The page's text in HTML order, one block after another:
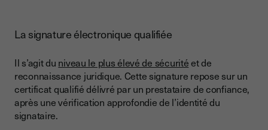
La signature électronique qualifiée
Il s’agit du niveau le plus élevé de sécuritéet de
reconnaissance juridique. Cette signature repose sur un
certificat qualifié délivré par un prestataire de confiance,
après une vérification approfondie de l’identité du
signataire.